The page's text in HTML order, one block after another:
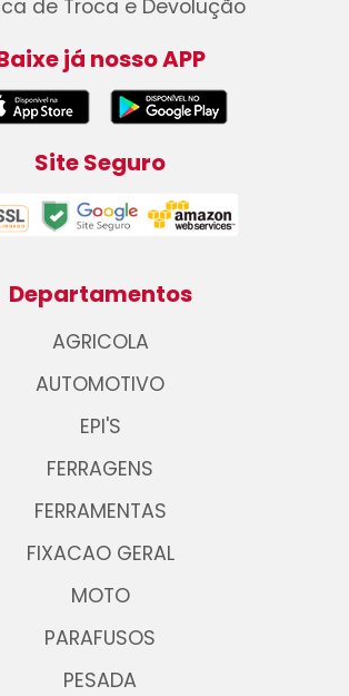
de Troca e Devolução
já nosso APP
Site Seguro
Departamentos
AGRICOLA
AUTOMOTIVO
EPI'S
FERRAGENS
FERRAMENTAS
FIXACAO GERAL
MOTO
PARAFUSOS
PESADA